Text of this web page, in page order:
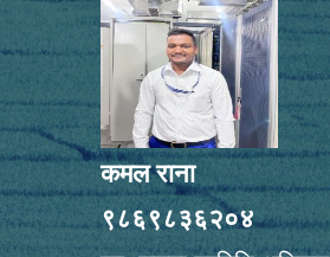
कमल राना
९८६९८३६२०४